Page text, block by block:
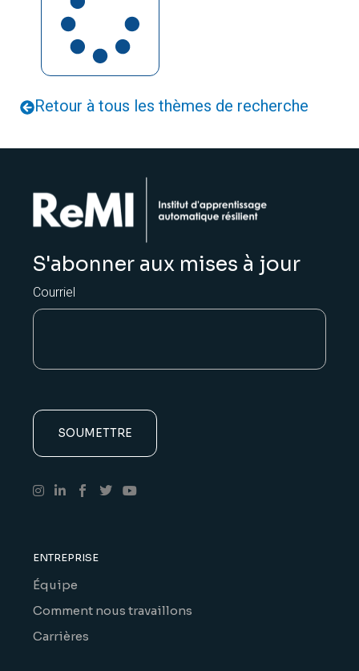
Retour à tous les thèmes de recherche
S'abonner aux mises à jour
Courriel
ENTREPRISE
Équipe
Comment nous travaillons
Carrières